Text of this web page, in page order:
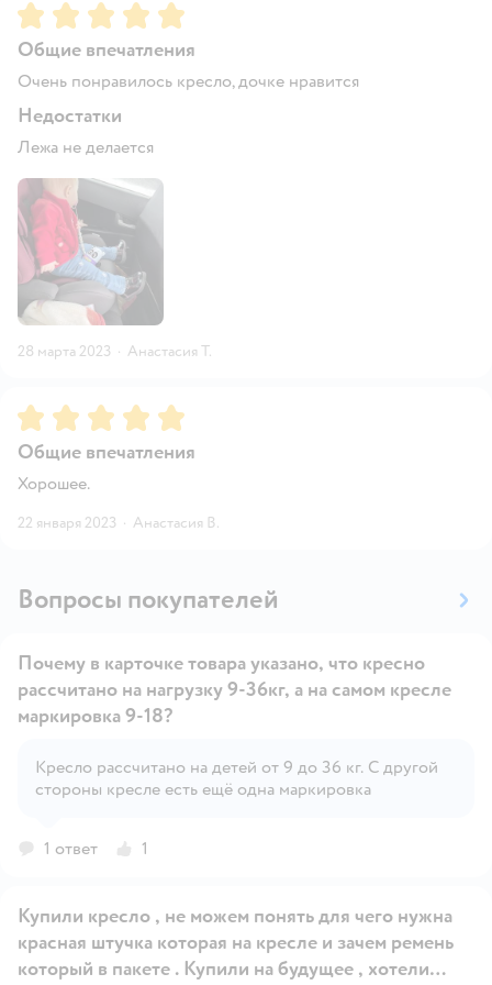
Рейтинг:5
Общие впечатления
Очень понравилось кресло, дочке нравится
Недостатки
Лежа не делается
28 марта 2023 · Анастасия Т.
Рейтинг:5
Общие впечатления
Хорошее.
22 января 2023 · Анастасия В.
Вопросы покупателей
Открыть вопрос
Почему в карточке товара указано, что кресно
рассчитано на нагрузку 9-36кг, а на самом кресле
маркировка 9-18?
Кресло рассчитано на детей от 9 до 36 кг. С другой
стороны кресле есть ещё одна маркировка
1 ответ 1
Купили кресло , не можем понять для чего нужна
красная штучка которая на кресле и зачем ремень
который в пакете . Купили на будущее , хотели